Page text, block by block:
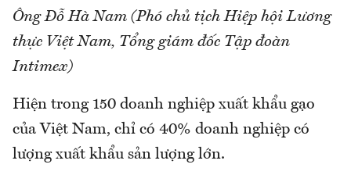
Ông Đỗ Hà Nam (Phó chủ tịch Hiệp hội Lương
thực Việt Nam, Tổng giám đốc Tập đoàn
Intimex)
Hiện trong 150 doanh nghiệp xuất khẩu gạo
của Việt Nam, chỉ có 40% doanh nghiệp có
lượng xuất khẩu sản lượng lớn.